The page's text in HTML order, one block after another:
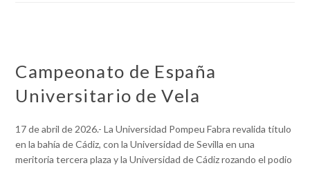
Campeonato de España
Universitario de Vela
17 de abril de 2026.- La Universidad Pompeu Fabra revalida título
en la bahía de Cádiz, con la Universidad de Sevilla en una
meritoria tercera plaza y la Universidad de Cádiz rozando el podio